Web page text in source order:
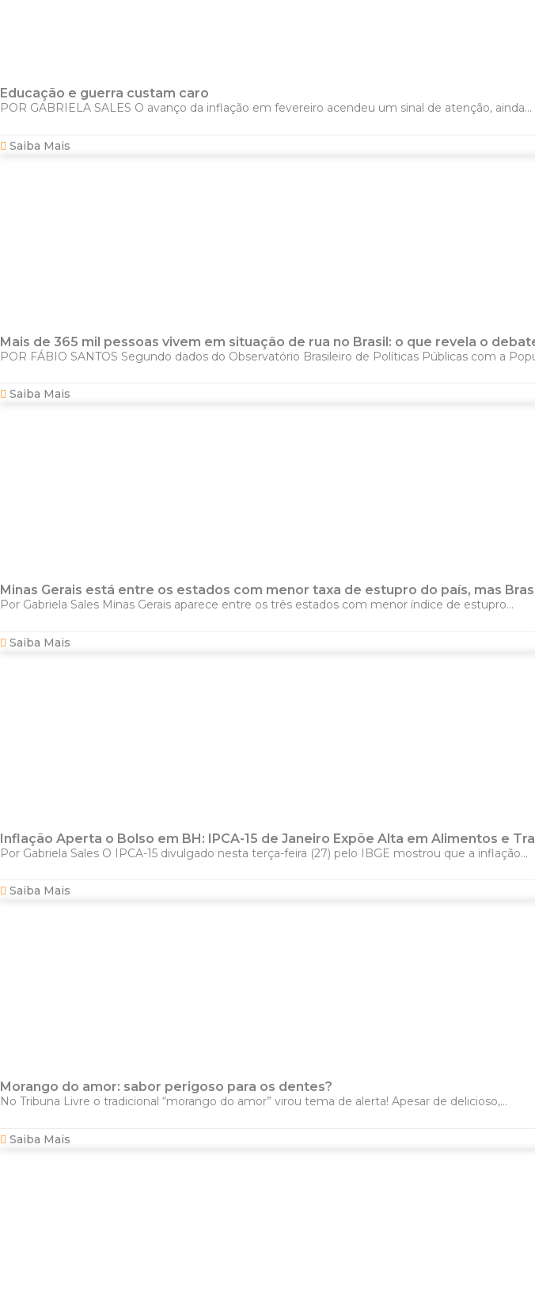
Educação e guerra custam caro
POR GABRIELA SALES O avanço da inflação em fevereiro acendeu um sinal de atenção, ainda...
Saiba Mais
Mais de 365 mil pessoas vivem em situação de rua no Brasil: o que revela o
POR FÁBIO SANTOS Segundo dados do Observatório Brasileiro de Políticas Públicas com a
Saiba Mais
Minas Gerais está entre os estados com menor taxa de estupro do país, mas
Por Gabriela Sales Minas Gerais aparece entre os três estados com menor índice de estupro...
Saiba Mais
Inflação Aperta o Bolso em BH: IPCA-15 de Janeiro Expõe Alta em Alimentos e
Por Gabriela Sales O IPCA-15 divulgado nesta terça-feira (27) pelo IBGE mostrou que a inflação...
Saiba Mais
Morango do amor: sabor perigoso para os dentes?
No Tribuna Livre o tradicional “morango do amor” virou tema de alerta! Apesar de delicioso,...
Saiba Mais